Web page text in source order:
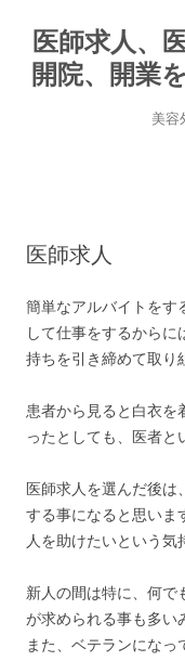
医師求人、
開院、開業
美容
医師求人
簡単なアルバイトをす
して仕事をするから
持ちを引き締めて取り
患者から見ると白衣を
ったとしても、医者と
医師求人を選んだ後は
する事になると思いま
人を助けたいという気
新人の間は特に、何で
が求められる事も多い
また、ベテランにな